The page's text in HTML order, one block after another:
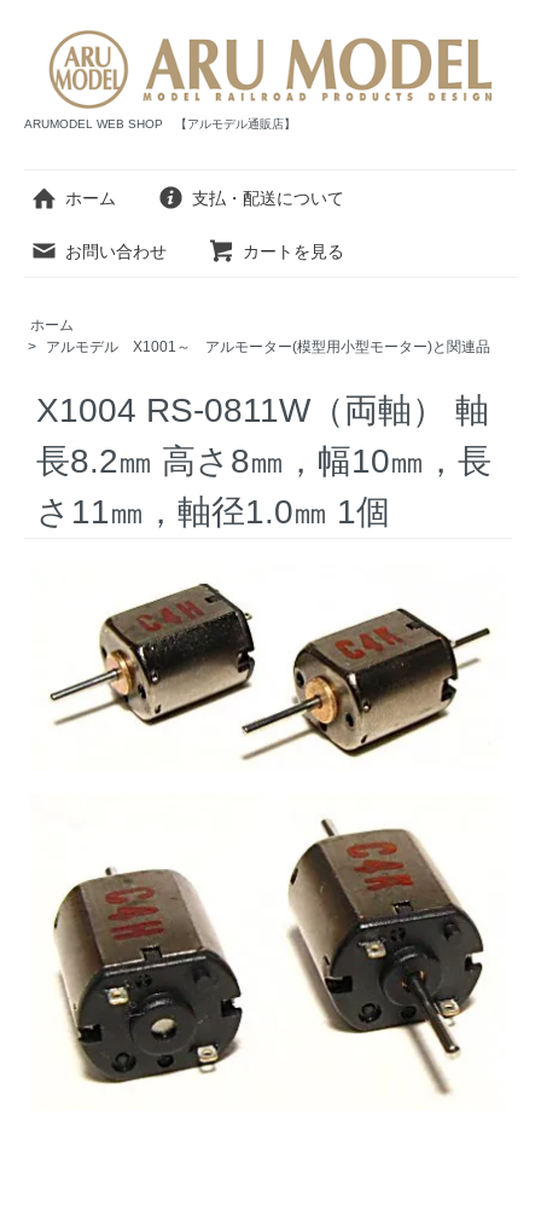
ARUMODEL WEB SHOP 【アルモデル通販店】
ホーム 支払・配送について
お問い合わせ カートを見る
ホーム
>
アルモデル X1001～ アルモーター(模型用小型モーター)と関連品
X1004 RS-0811W（両軸） 軸
長8.2㎜ 高さ8㎜，幅10㎜，長
さ11㎜，軸径1.0㎜ 1個